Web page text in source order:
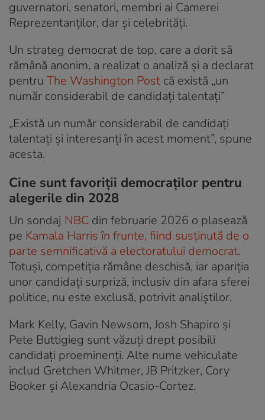
guvernatori, senatori, membri ai Camerei
Reprezentanților, dar și celebrități.
Un strateg democrat de top, care a dorit să
rămână anonim, a realizat o analiză și a declarat
pentru The Washington Post că există „un
număr considerabil de candidați talentați”
„Există un număr considerabil de candidați
talentați și interesanți în acest moment”, spune
acesta.
Cine sunt favoriții democraților pentru
alegerile din 2028
Un sondaj NBC din februarie 2026 o plasează
pe Kamala Harris în frunte, fiind susținută de o
parte semnificativă a electoratului democrat.
Totuși, competiția rămâne deschisă, iar apariția
unor candidați surpriză, inclusiv din afara sferei
politice, nu este exclusă, potrivit analiștilor.
Mark Kelly, Gavin Newsom, Josh Shapiro și
Pete Buttigieg sunt văzuți drept posibili
candidați proeminenți. Alte nume vehiculate
includ Gretchen Whitmer, JB Pritzker, Cory
Booker și Alexandria Ocasio-Cortez.